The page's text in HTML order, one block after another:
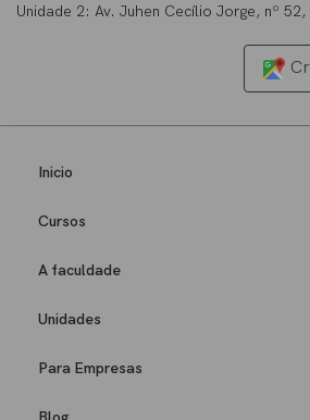
Unidade 2: Av. Juhen Cecílio Jorge, nº 52,
Inicio
Cursos
A faculdade
Unidades
Para Empresas